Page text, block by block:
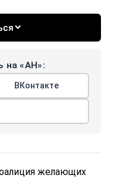
на «АН»:
ВКонтакте
желающих